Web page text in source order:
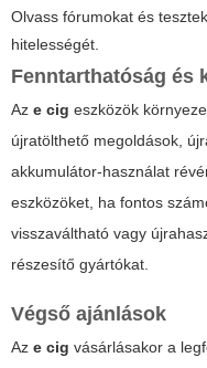
Olvass fórumokat és
hitelességét.
Fenntarthatóság és
Az e cig eszközök
újratölthető megoldások,
akkumulátor-használat
eszközöket, ha fontos
visszaváltható vagy
részesítő gyártókat.
Végső ajánlások
Az e cig vásárlásakor a